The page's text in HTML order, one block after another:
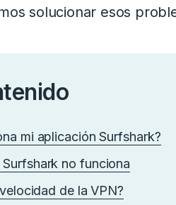
solucionar esos
mi aplicación Surfshark?
no funciona
de la VPN?